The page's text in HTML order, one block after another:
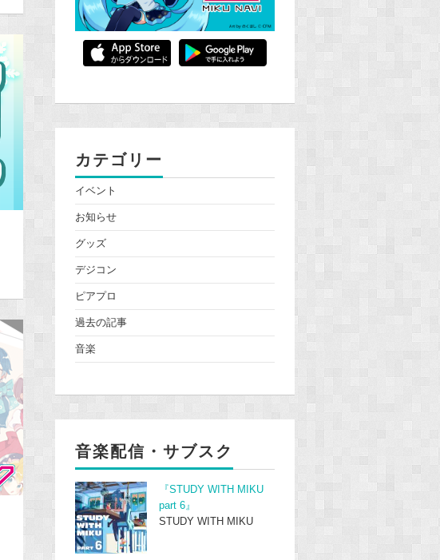
カテゴリー
イベント
お知らせ
グッズ
デジコン
ピアプロ
過去の記事
音楽
音楽配信・サブスク
『STUDY WITH MIKU
part 6』
STUDY WITH MIKU